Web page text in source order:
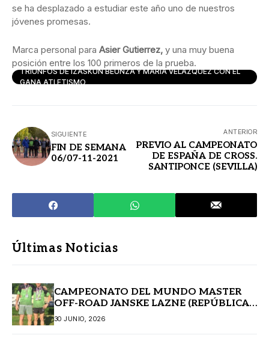
se ha desplazado a estudiar este año uno de nuestros
jóvenes promesas.
Marca personal para Asier Gutierrez, y una muy buena
posición entre los 100 primeros de la prueba.
TRIUNFOS DE IZASKUN BEUNZA Y MARÍA VELÁZQUEZ CON EL
GANA ATLETISMO
SIGUIENTE
FIN DE SEMANA
06/07-11-2021
ANTERIOR
PREVIO AL CAMPEONATO
DE ESPAÑA DE CROSS.
SANTIPONCE (SEVILLA)
Últimas Noticias
CAMPEONATO DEL MUNDO MASTER
OFF-ROAD JANSKE LAZNE (REPÚBLICA
CHECA)
30 JUNIO, 2026